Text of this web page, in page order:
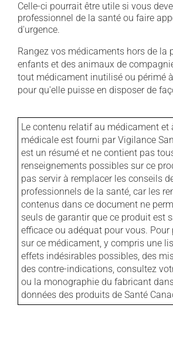
Celle-ci pourrait être utile si vous
professionnel de la santé ou faire
d'urgence.
Rangez vos médicaments hors de la
enfants et des animaux de
tout médicament inutilisé ou périmé
pour qu'elle puisse en disposer de
Le contenu relatif au médicament et
médicale est fourni par Vigilance
est un résumé et ne contient pas
renseignements possibles sur ce
pas servir à remplacer les conseils
professionnels de la santé, car les
contenus dans ce document ne
seuls de garantir que ce produit est
efficace ou adéquat pour vous.
sur ce médicament, y compris une
effets indésirables possibles, des
des contre-indications, consultez
ou la monographie du fabricant
données des produits de Santé